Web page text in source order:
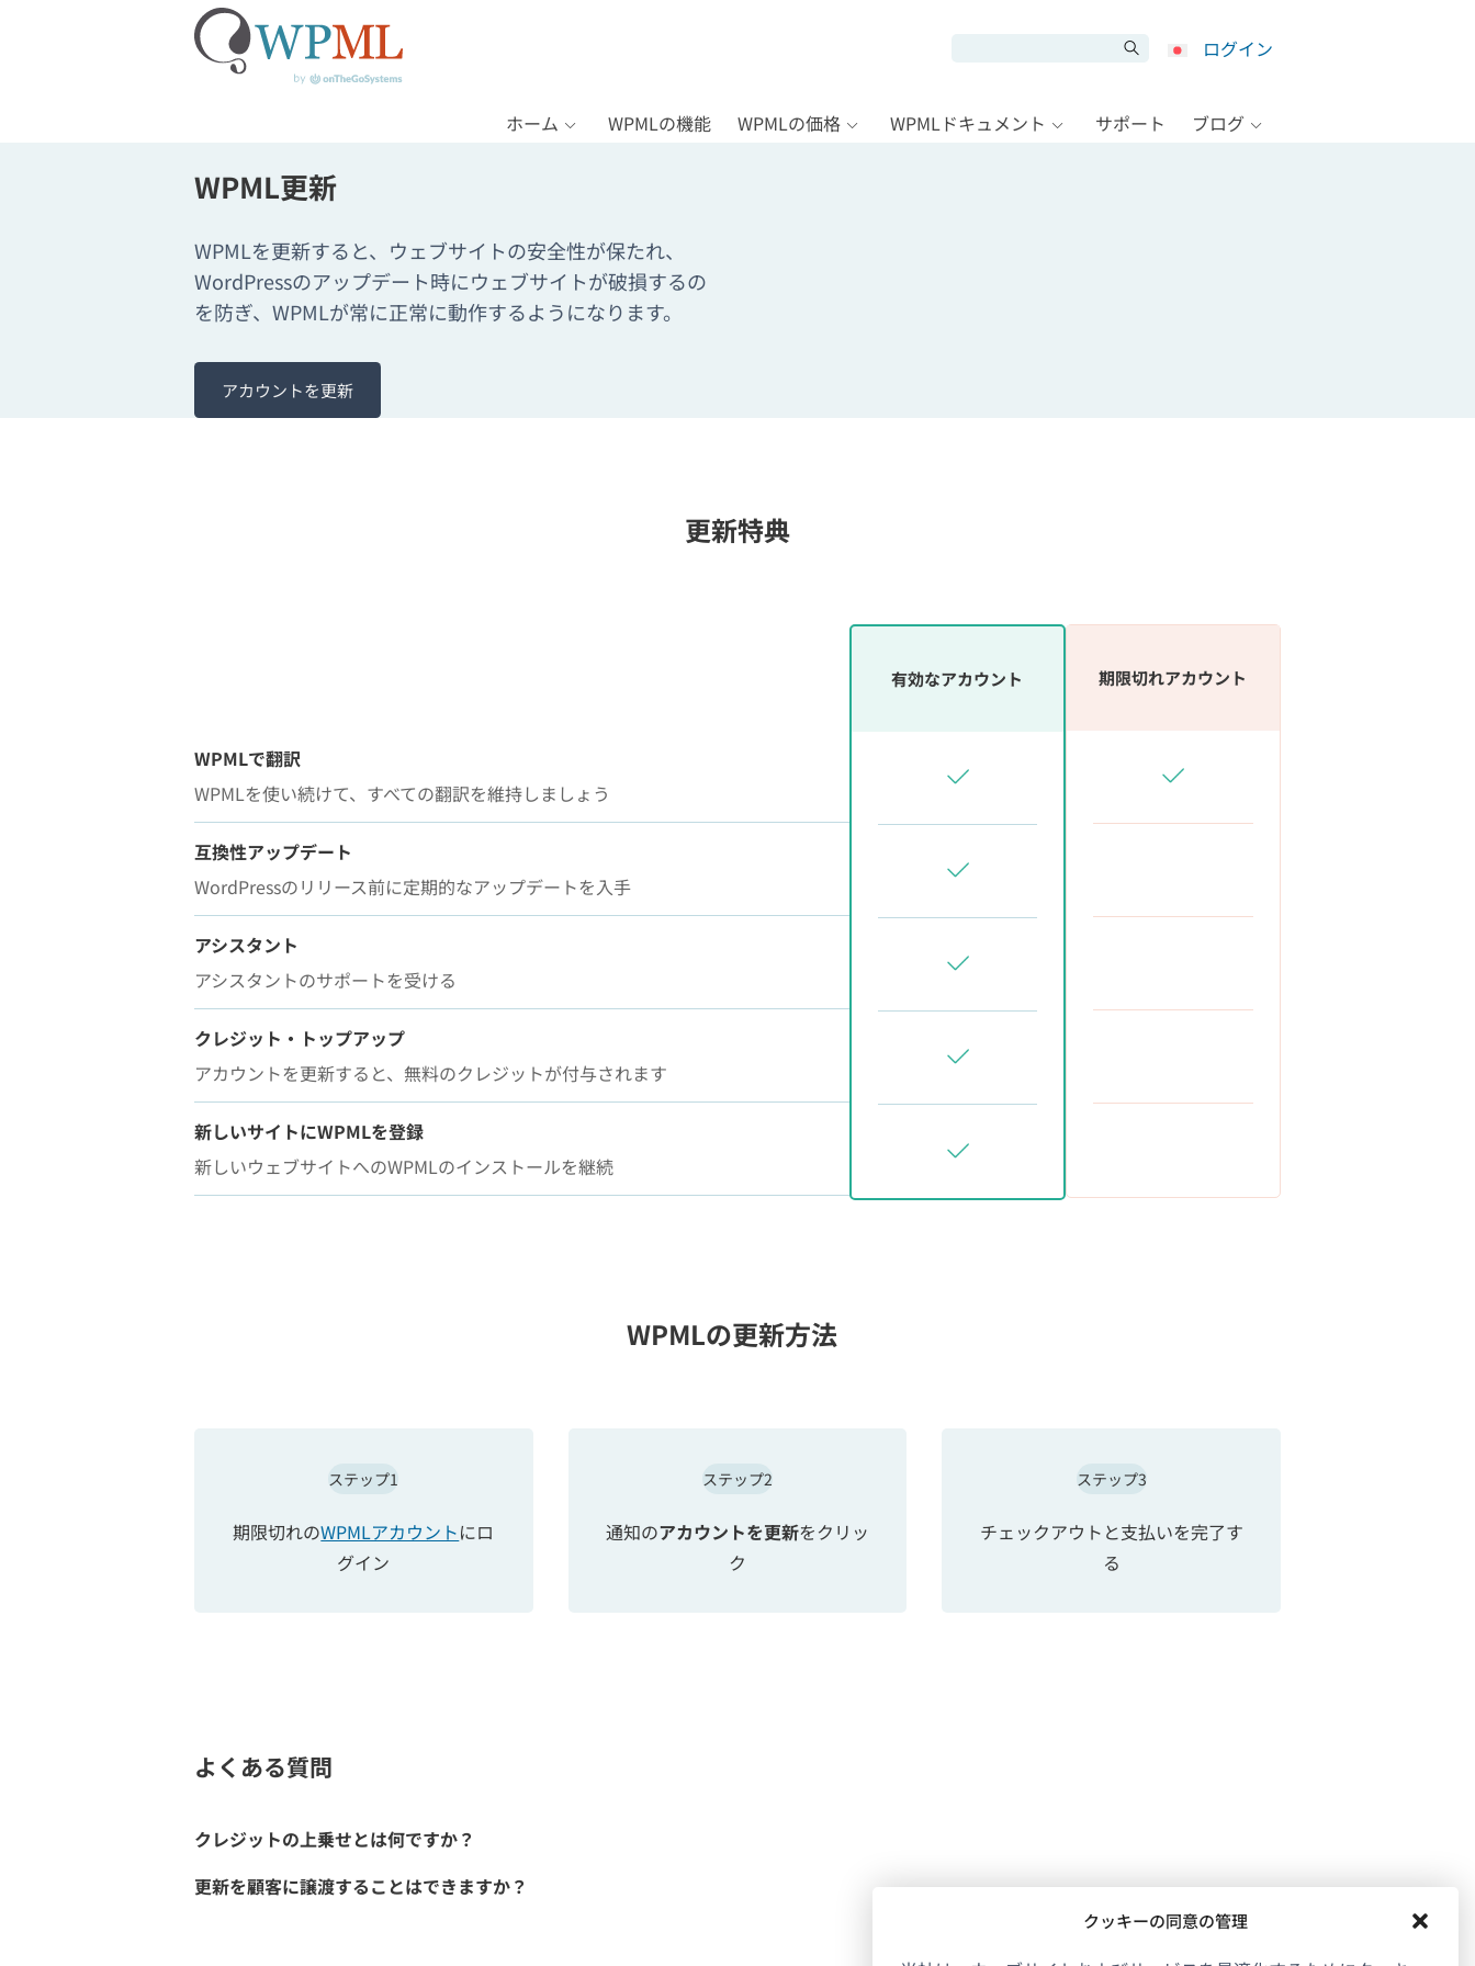
クッキーの同意の管理
ログイン
ホーム WPMLの機能 WPMLの価格 WPMLドキュメント サポート ブログ
WPML更新
WPMLを更新すると、ウェブサイトの安全性が保たれ、
WordPressのアップデート時にウェブサイトが破損するの
を防ぎ、WPMLが常に正常に動作するようになります。
アカウントを更新
更新特典
WPMLで翻訳
WPMLを使い続けて、すべての翻訳を維持しましょう
互換性アップデート
WordPressのリリース前に定期的なアップデートを入手
アシスタント
アシスタントのサポートを受ける
クレジット・トップアップ
アカウントを更新すると、無料のクレジットが付与されます
新しいサイトにWPMLを登録
新しいウェブサイトへのWPMLのインストールを継続
有効なアカウント 期限切れアカウント
WPMLの更新方法
ステップ1
期限切れのWPMLアカウントにロ
グイン
ステップ2
通知のアカウントを更新をクリッ
ク
ステップ3
チェックアウトと支払いを完了す
る
よくある質問
クレジットの上乗せとは何ですか？
更新を顧客に譲渡することはできますか？